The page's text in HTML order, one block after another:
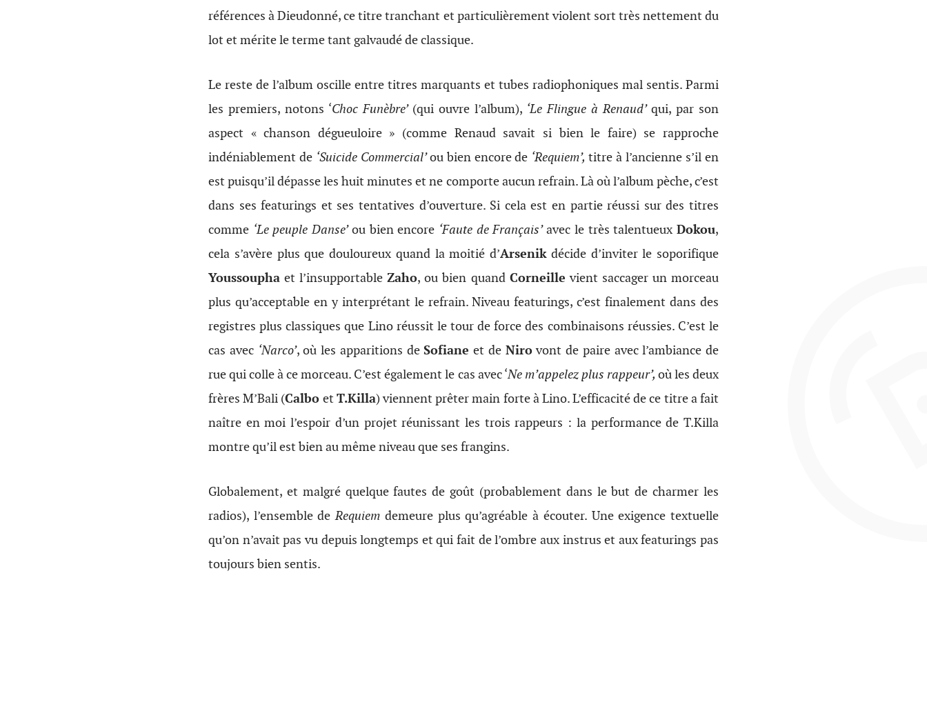
références à Dieudonné, ce titre tranchant et particulièrement violent sort très nettement du
lot et mérite le terme tant galvaudé de classique.
Le reste de l’album oscille entre titres marquants et tubes radiophoniques mal sentis. Parmi
les premiers, notons ‘Choc Funèbre’ (qui ouvre l’album), ‘Le Flingue à Renaud’qui, par son
aspect « chanson dégueuloire » (comme Renaud savait si bien le faire) se rapproche
indéniablement de ‘Suicide Commercial’ou bien encore de ‘Requiem’,titre à l’ancienne s’il en
est puisqu’il dépasse les huit minutes et ne comporte aucun refrain. Là où l’album pèche, c’est
dans ses featurings et ses tentatives d’ouverture. Si cela est en partie réussi sur des titres
comme ‘Le peuple Danse’ou bien encore ‘Faute de Français’avec le très talentueuxDokou,
cela s’avère plus que douloureux quand la moitié d’Arsenikdécide d’inviter le soporifique
Youssoupha et l’insupportableZaho, ou bien quand Corneille vient saccager un morceau
plus qu’acceptable en y interprétant le refrain. Niveau featurings, c’est finalement dans des
registres plus classiques que Lino réussit le tour de force des combinaisons réussies. C’est le
cas avec ‘Narco’, où les apparitions deSofiane et de Nirovont de paire avec l’ambiance de
rue qui colle à ce morceau. C’est également le cas avec ‘Ne m’appelez plus rappeur’, où les deux
frères M’Bali (Calbo et T.Killa) viennent prêter main forte à Lino. L’efficacité de ce titre a fait
naître en moi l’espoir d’un projet réunissant les trois rappeurs : la performance de T.Killa
montre qu’il est bien au même niveau que ses frangins.
Globalement, et malgré quelque fautes de goût (probablement dans le but de charmer les
radios), l’ensemble deRequiem demeure plus qu’agréable à écouter. Une exigence textuelle
qu’on n’avait pas vu depuis longtemps et qui fait de l’ombre aux instrus et aux featurings pas
toujours bien sentis.